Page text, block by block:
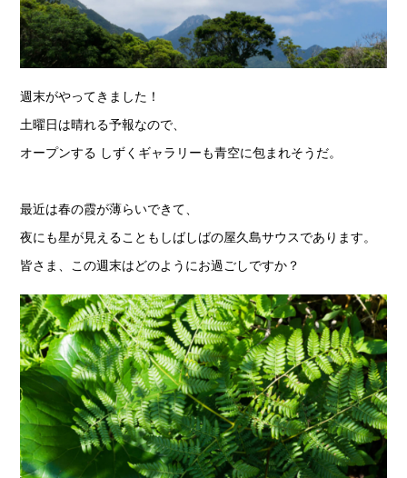
週末がやってきました！
土曜日は晴れる予報なので、
オープンする しずくギャラリーも青空に包まれそうだ。
最近は春の霞が薄らいできて、
夜にも星が見えることもしばしばの屋久島サウスであります。
皆さま、この週末はどのようにお過ごしですか？